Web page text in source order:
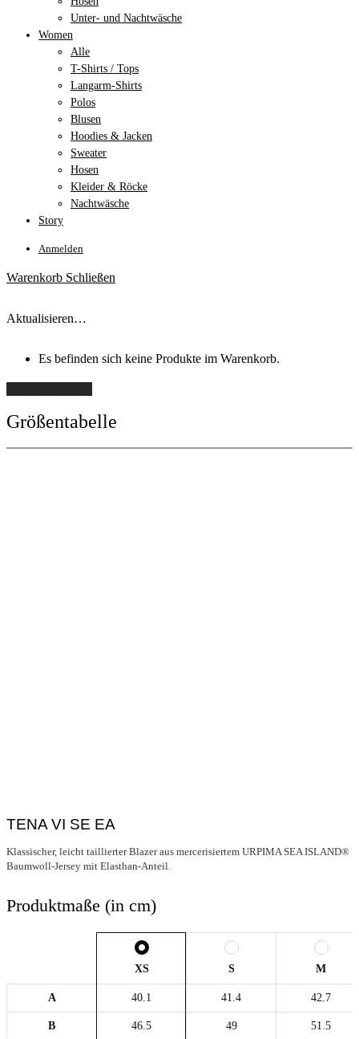
Unter- und Nachtwäsche
Women
Alle
T-Shirts / Tops
Langarm-Shirts
Polos
Blusen
Hoodies & Jacken
Sweater
Hosen
Kleider & Röcke
Nachtwäsche
Story
Anmelden
Warenkorb Schließen
Aktualisieren…
Es befinden sich keine Produkte im Warenkorb.
Größentabelle
TENA VI SE EA
Klassischer, leicht taillierter Blazer aus mercerisiertem URPIMA SEA ISLAND®
Baumwoll-Jersey mit Elasthan-Anteil.
Produktmaße (in cm)
XS S M
A 40.1 41.4 42.7
B 46.5 49 51.5